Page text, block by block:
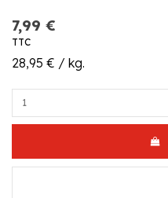
7,99 €
TTC
28,95 € / kg.